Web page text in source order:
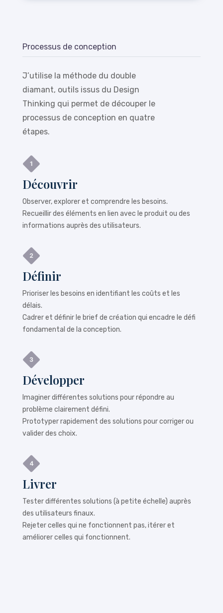
Processus de conception
J’utilise la méthode du double
diamant, outils issus du Design
Thinking qui permet de découper le
processus de conception en quatre
étapes.
Découvrir
Observer, explorer et comprendre les besoins.
Recueillir des éléments en lien avec le produit ou des
informations auprès des utilisateurs.
Définir
Prioriser les besoins en identifiant les coûts et les
délais.
Cadrer et définir le brief de création qui encadre le défi
fondamental de la conception.
Développer
Imaginer différentes solutions pour répondre au
problème clairement défini.
Prototyper rapidement des solutions pour corriger ou
valider des choix.
Livrer
Tester différentes solutions (à petite échelle) auprès
des utilisateurs finaux.
Rejeter celles qui ne fonctionnent pas, itérer et
améliorer celles qui fonctionnent.